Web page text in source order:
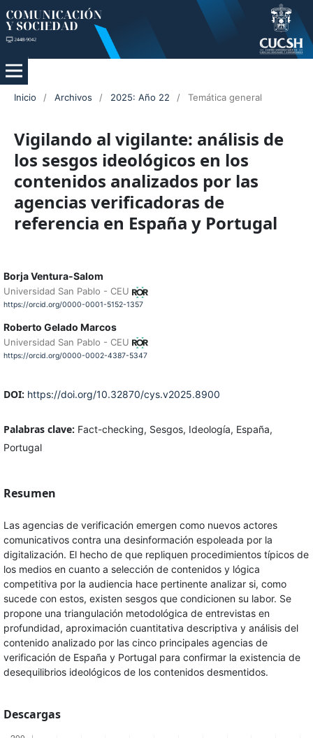
Inicio / Archivos / 2025: Año 22 / Temática general
Vigilando al vigilante: análisis de
los sesgos ideológicos en los
contenidos analizados por las
agencias verificadoras de
referencia en España y Portugal
Borja Ventura-Salom
Universidad San Pablo - CEU
https://orcid.org/0000-0001-5152-1357
Roberto Gelado Marcos
Universidad San Pablo - CEU
https://orcid.org/0000-0002-4387-5347
DOI: https://doi.org/10.32870/cys.v2025.8900
Palabras clave: Fact-checking, Sesgos, Ideología, España,
Portugal
Resumen
Las agencias de verificación emergen como nuevos actores
comunicativos contra una desinformación espoleada por la
digitalización. El hecho de que repliquen procedimientos típicos de
los medios en cuanto a selección de contenidos y lógica
competitiva por la audiencia hace pertinente analizar si, como
sucede con estos, existen sesgos que condicionen su labor. Se
propone una triangulación metodológica de entrevistas en
profundidad, aproximación cuantitativa descriptiva y análisis del
contenido analizado por las cinco principales agencias de
verificación de España y Portugal para confirmar la existencia de
desequilibrios ideológicos de los contenidos desmentidos.
Descargas